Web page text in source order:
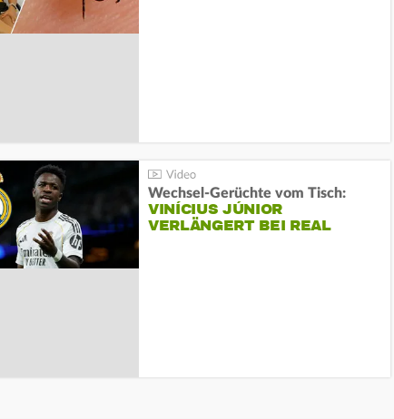
Wechsel-Gerüchte vom Tisch:
VINÍCIUS JÚNIOR
VERLÄNGERT BEI REAL